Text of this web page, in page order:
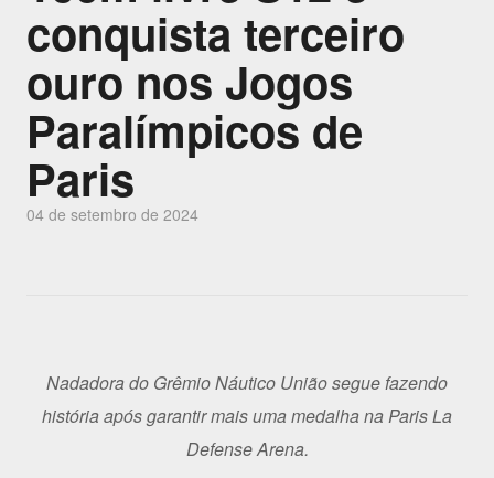
conquista terceiro
ouro nos Jogos
Paralímpicos de
Paris
04 de setembro de 2024
Nadadora do Grêmio Náutico União segue fazendo
história após garantir mais uma medalha na Paris La
Defense Arena.